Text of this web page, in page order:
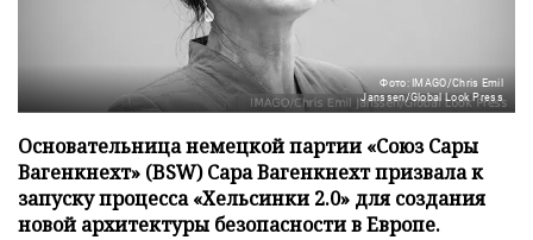
Фото: IMAGO/Chris Emil
Janssen/Global Look Press
Основательница немецкой партии «Союз Сары
Вагенкнехт» (BSW) Сара Вагенкнехт призвала к
запуску процесса «Хельсинки 2.0» для создания
новой архитектуры безопасности в Европе.